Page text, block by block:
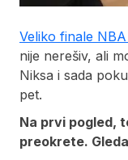
Veliko finale NBA
nije nerešiv, ali
Niksa i sada
pet.
Na prvi pogled,
preokrete.